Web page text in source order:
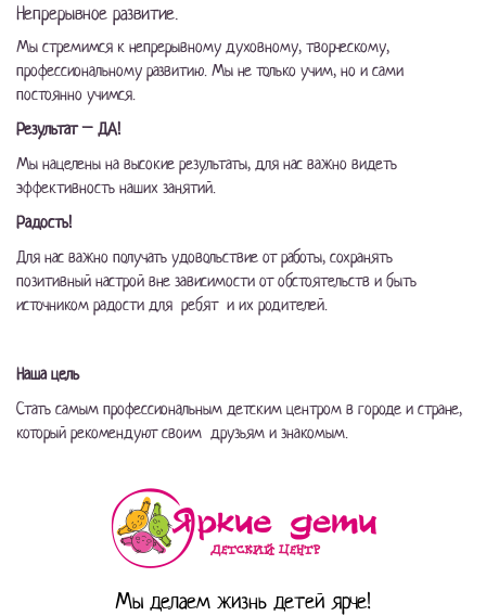
Непрерывное развитие.
Мы стремимся к непрерывному духовному, творческому,
профессиональному развитию. Мы не только учим, но и сами
постоянно учимся.
Результат – ДА!
Мы нацелены на высокие результаты, для нас важно видеть
эффективность наших занятий.
Радость!
Для нас важно получать удовольствие от работы, сохранять
позитивный настрой вне зависимости от обстоятельств и быть
источником радости для ребят и их родителей.
Наша цель
Стать самым профессиональным детским центром в городе и стране,
который рекомендуют своим друзьям и знакомым.
Мы делаем жизнь детей ярче!